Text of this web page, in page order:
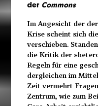
der Commons
Im Angesicht der
Krise scheint sich
verschieben.
die Kritik der
Regeln für eine
dergleichen im
Zeit vermehrt
Zentrum, wie zum